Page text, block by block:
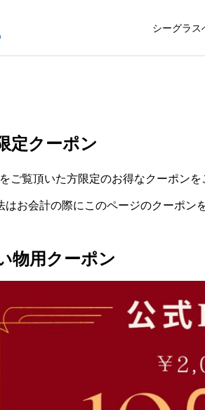
シーグラス
定クーポン
ご覧頂いた方限定のお得なクーポンを
はお会計の際にこのページのクーポン
物用クーポン